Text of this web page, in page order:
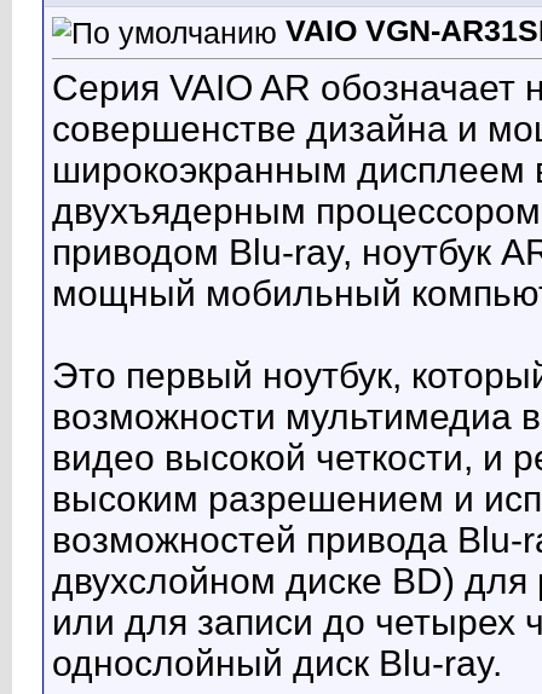
VAIO VGN-
Cерия VAIO AR обозначает
совершенстве дизайна и
широкоэкранным дисплеем
двухъядерным
приводом Blu-ray, ноутбук
мощный мобильный
Это первый ноутбук,
возможности мультимедиа
видео высокой четкости, и
высоким разрешением и
возможностей привода Blu-
двухслойном диске BD)
или для записи до четырех
однослойный диск Blu-ray.